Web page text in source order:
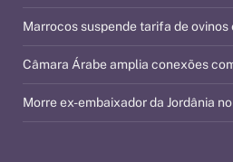
Marrocos suspende tarifa de ovinos
Câmara Árabe amplia conexões
Morre ex-embaixador da Jordânia